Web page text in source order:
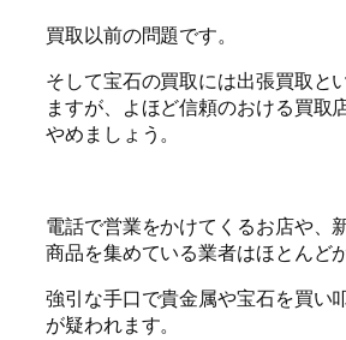
買取以前の問題です。
そして宝石の買取には出張買取と
ますが、よほど信頼のおける買取
やめましょう。
電話で営業をかけてくるお店や、
商品を集めている業者はほとんど
強引な手口で貴金属や宝石を買い
が疑われます。